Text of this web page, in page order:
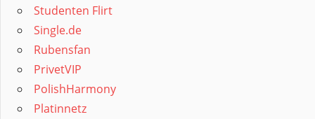
Studenten Flirt
Single.de
Rubensfan
PrivetVIP
PolishHarmony
Platinnetz